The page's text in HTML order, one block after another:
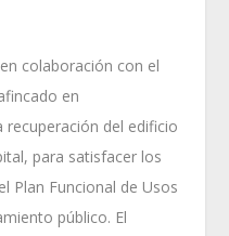
colaboración con el
en
del edificio
para satisfacer los
Plan Funcional de Usos
público. El